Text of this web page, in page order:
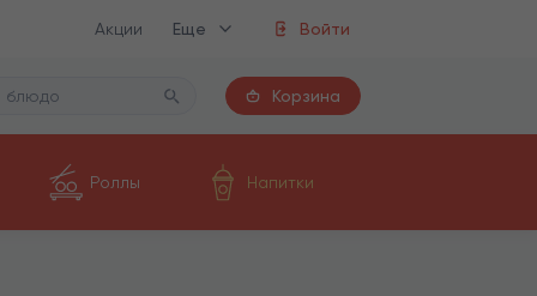
Акции Еще Войти
Корзина
Роллы Напитки